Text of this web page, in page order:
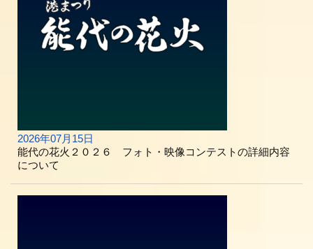
2026年07月15日
能代の花火２０２６ フォト・映像コンテストの詳細内容
について